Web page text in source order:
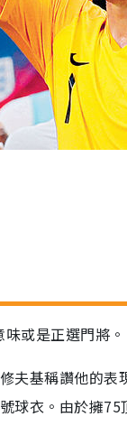
或是正選門將。
夫基稱讚他的表
球衣。由於擁